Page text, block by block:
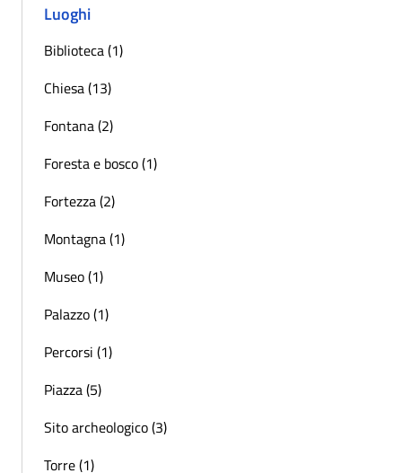
Luoghi
Biblioteca (1)
Chiesa (13)
Fontana (2)
Foresta e bosco (1)
Fortezza (2)
Montagna (1)
Museo (1)
Palazzo (1)
Percorsi (1)
Piazza (5)
Sito archeologico (3)
Torre (1)